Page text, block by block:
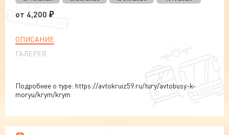
от 4,200 ₽
ОПИСАНИЕ
ГАЛЕРЕЯ
Подробнее о туре: https://avtokruiz59.ru/tury/avtobusy-k-
moryu/krym/krym